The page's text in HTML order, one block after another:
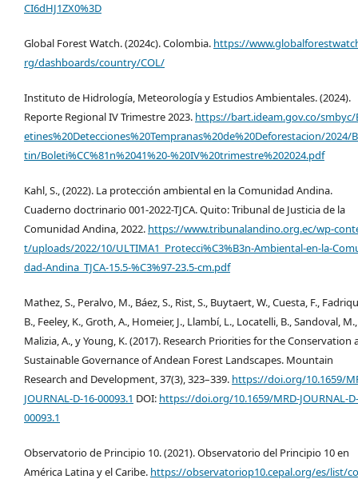
CI6dHJ1ZX0%3D
Global Forest Watch. (2024c). Colombia. https://
rg/dashboards/country/COL/
Instituto de Hidrología, Meteorología y Estudios Ambientales. (2024).
Reporte Regional IV Trimestre 2023. https://bart.ideam.gov.co/smbyc/
etines%20Detecciones%20Tempranas%20de%20Deforestacion/2024/
tin/Boleti%CC%81n%2041%20-%20IV%20trimestre%202024.pdf
Kahl, S., (2022). La protección ambiental en la Comunidad Andina.
Cuaderno doctrinario 001-2022-TJCA. Quito: Tribunal de Justicia de la
Comunidad Andina, 2022. https://www.tribunalandino.org.ec/wp-
t/uploads/2022/10/ULTIMA1_Protecci%C3%B3n-Ambiental-en-la-
dad-Andina_TJCA-15.5-%C3%97-23.5-cm.pdf
Mathez, S., Peralvo, M., Báez, S., Rist, S., Buytaert, W., Cuesta, F.,
B., Feeley, K., Groth, A., Homeier, J., Llambí, L., Locatelli, B., Sandoval, M.,
Malizia, A., y Young, K. (2017). Research Priorities for the Conservation
Sustainable Governance of Andean Forest Landscapes. Mountain
Research and Development, 37(3), 323–339. https://doi.org/10.1659/
JOURNAL-D-16-00093.1 DOI: https://doi.org/10.1659/MRD-JOURNAL-
00093.1
Observatorio de Principio 10. (2021). Observatorio del Principio 10 en
América Latina y el Caribe. https://observatoriop10.cepal.org/es/list/